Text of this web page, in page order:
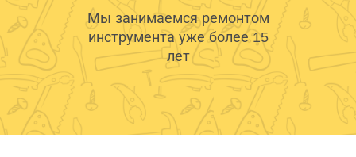
Мы занимаемся ремонтом
инструмента уже более 15
лет